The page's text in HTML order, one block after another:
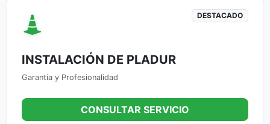
DESTACADO
INSTALACIÓN DE PLADUR
Garantía y Profesionalidad
CONSULTAR SERVICIO